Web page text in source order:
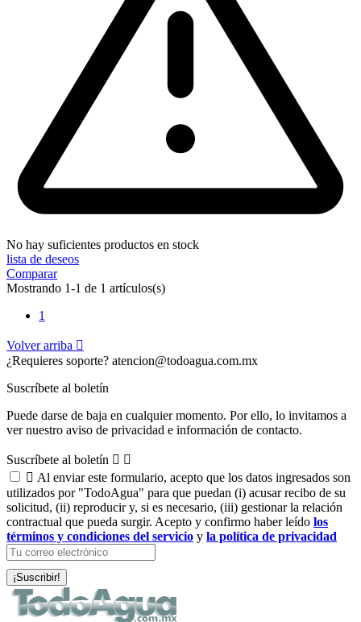
No hay suficientes productos en stock
lista de deseos
Comparar
Mostrando 1-1 de 1 artículos(s)
1
Volver arriba 
¿Requieres soporte? atencion@todoagua.com.mx
Suscríbete al boletín
Puede darse de baja en cualquier momento. Por ello, lo invitamos a
ver nuestro aviso de privacidad e información de contacto.
Suscríbete al boletín  
 Al enviar este formulario, acepto que los datos ingresados son
utilizados por "TodoAgua" para que puedan (i) acusar recibo de su
solicitud, (ii) reproducir y, si es necesario, (iii) gestionar la relación
contractual que pueda surgir. Acepto y confirmo haber leído los
términos y condiciones del servicio y la política de privacidad